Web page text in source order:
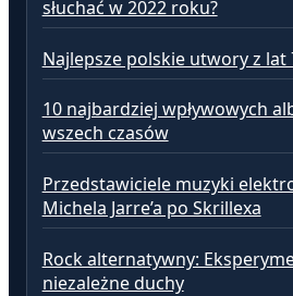
słuchać w 2022 roku?
Najlepsze polskie utwory z lat
10 najbardziej wpływowych
wszech czasów
Przedstawiciele muzyki
Michela Jarre’a po Skrillexa
Rock alternatywny:
niezależne duchy